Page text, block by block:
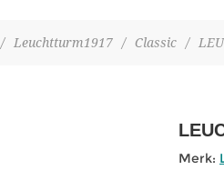
/ Leuchtturm1917 / Classic /
Merk: